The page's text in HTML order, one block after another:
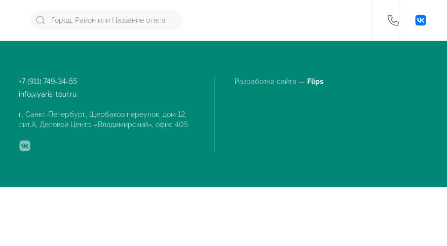
+7 (911) 749-34-55
info@yaris-tour.ru
г. Санкт-Петербург, Щербаков переулок, дом 12,
лит.А, Деловой Центр «Владимирский», офис 405
Разработка сайта — Flips